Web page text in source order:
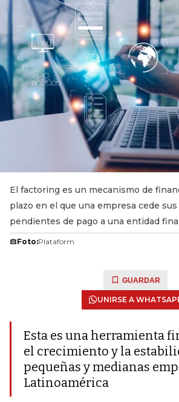
El factoring es un mecanismo de
plazo en el que una empresa cede sus
pendientes de pago a una entidad
Foto:Plataform
GUARDAR
UNIRSE A
Esta es una herramienta
el crecimiento y la
pequeñas y medianas
Latinoamérica